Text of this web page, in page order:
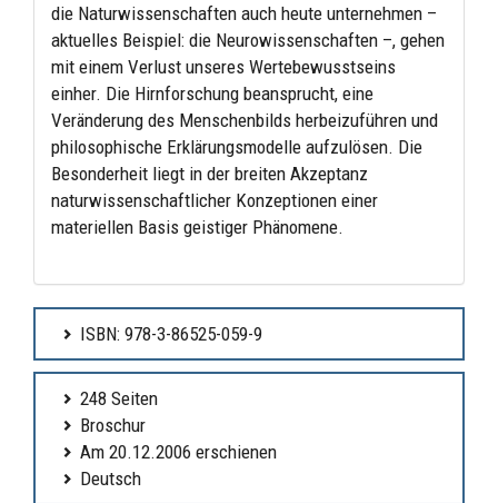
die Naturwissenschaften auch heute unternehmen –
aktuelles Beispiel: die Neurowissenschaften –, gehen
mit einem Verlust unseres Wertebewusstseins
einher. Die Hirnforschung beansprucht, eine
Veränderung des Menschenbilds herbeizuführen und
philosophische Erklärungsmodelle aufzulösen. Die
Besonderheit liegt in der breiten Akzeptanz
naturwissenschaftlicher Konzeptionen einer
materiellen Basis geistiger Phänomene.
ISBN: 978-3-86525-059-9
248 Seiten
Broschur
Am 20.12.2006 erschienen
Deutsch